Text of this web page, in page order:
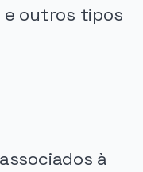
outros tipos
à